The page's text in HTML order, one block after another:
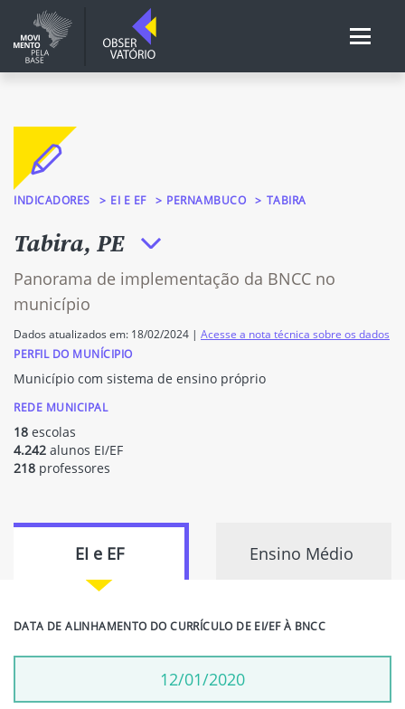
INDICADORES EI E EF PERNAMBUCO TABIRA
Tabira, PE
Panorama de implementação da BNCC no
município
Dados atualizados em: 18/02/2024 | Acesse a nota técnica sobre os dados
PERFIL DO MUNÍCIPIO
Município com sistema de ensino próprio
REDE MUNICIPAL
18 escolas
4.242 alunos EI/EF
218 professores
EI e EF Ensino Médio
DATA DE ALINHAMENTO DO CURRÍCULO DE EI/EF À BNCC
12/01/2020